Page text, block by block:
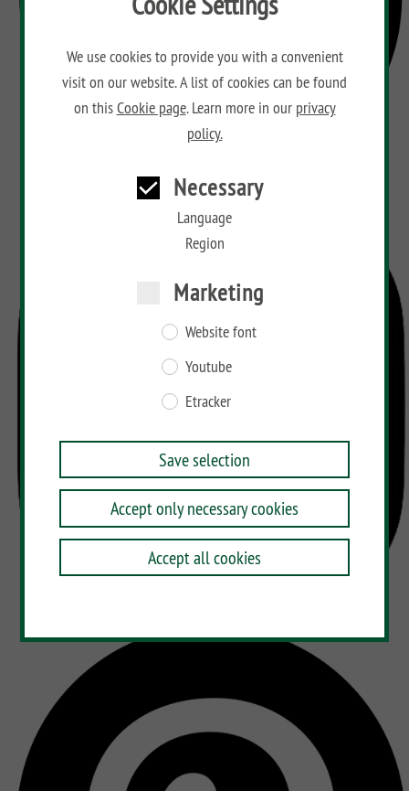
We use cookies to provide you with a convenient
visit on our website. A list of cookies can be found
on thisCookie page. Learn more in our privacy
policy.
Necessary
Language
Region
Marketing
Website font
Youtube
Etracker
Save selection
Accept only necessary cookies
Accept all cookies